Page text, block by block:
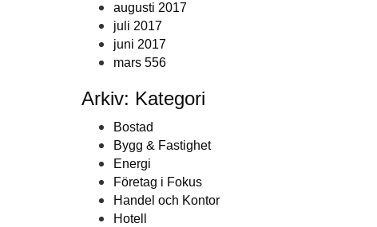
augusti 2017
juli 2017
juni 2017
mars 556
Arkiv: Kategori
Bostad
Bygg & Fastighet
Energi
Företag i Fokus
Handel och Kontor
Hotell